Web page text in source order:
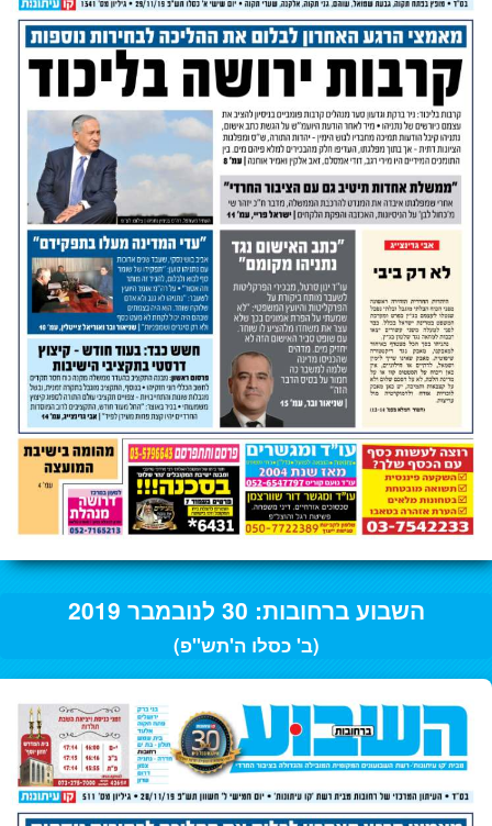
השבוע ברחובות: 30 לנובמבר 2019
(ב' כסלו ה'תש"פ)